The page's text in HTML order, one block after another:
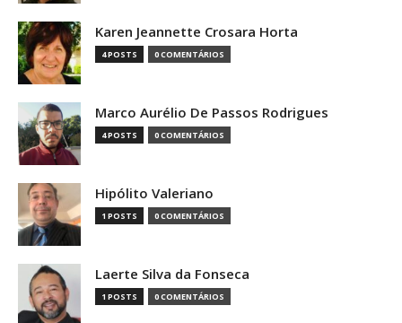
Karen Jeannette Crosara Horta
4 POSTS 0 COMENTÁRIOS
Marco Aurélio De Passos Rodrigues
4 POSTS 0 COMENTÁRIOS
Hipólito Valeriano
1 POSTS 0 COMENTÁRIOS
Laerte Silva da Fonseca
1 POSTS 0 COMENTÁRIOS